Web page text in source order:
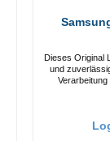
Dieses Original Ladegerät
und zuverlässig wieder auf.